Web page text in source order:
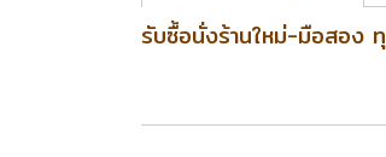
รับซื้อนั่งร้านใหม่-มือสอง